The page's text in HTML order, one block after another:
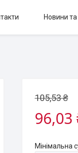
Новини та
105,53 ₴
96,03
Мінімальна